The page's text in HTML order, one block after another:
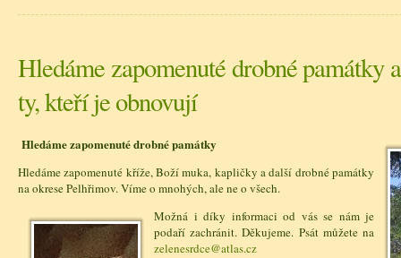
Hledáme zapomenuté drobné památky
ty, kteří je obnovují
Hledáme zapomenuté drobné památky
Hledáme zapomenuté kříže, Boží muka, kapličky a další drobné památky
na okrese Pelhřimov. Víme o mnohých, ale ne o všech.
Možná i díky informaci od vás se nám je
podaří zachránit. Děkujeme. Psát můžete na
zelenesrdce@atlas.cz